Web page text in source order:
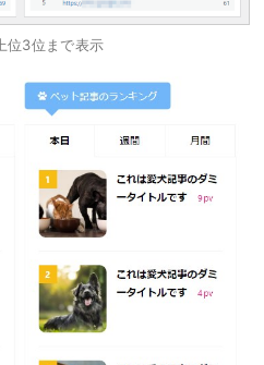
位3位まで表示